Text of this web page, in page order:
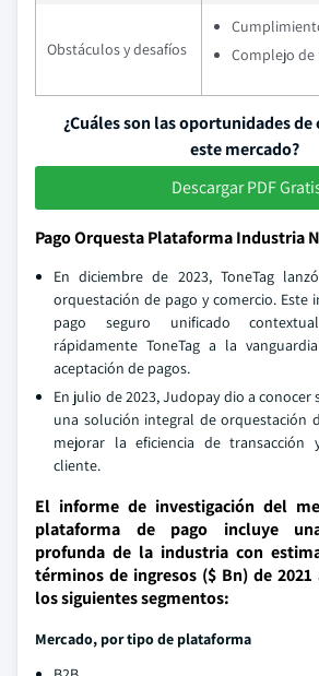
Obstáculos y desafíos
Complejo de
¿Cuáles son las oportunidades
este mercado?
Descargar PDF
Pago Orquesta Plataforma Industria
En diciembre de 2023, ToneTag
orquestación de pago y comercio. Este
pago seguro unificado
rápidamente ToneTag a la
aceptación de pagos.
En julio de 2023, Judopay dio a
una solución integral de orquestación
mejorar la eficiencia de transacción
cliente.
El informe de investigación del
plataforma de pago incluye
profunda de la industria con
términos de ingresos ($ Bn) de 2021
los siguientes segmentos:
Mercado, por tipo de plataforma